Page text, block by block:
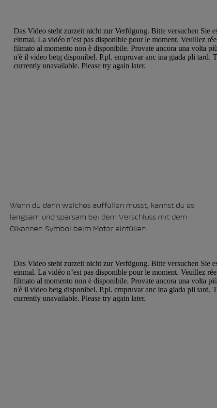
Wenn du dann welches auffüllen musst, kannst du es
langsam und sparsam bei dem Verschluss mit dem
Ölkannen-Symbol beim Motor einfüllen.